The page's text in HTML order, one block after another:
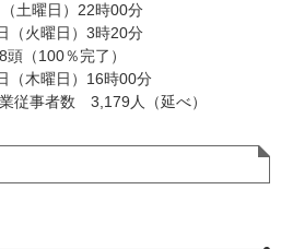
土曜日）22時00分
火曜日）3時20分
（100％完了）
木曜日）16時00分
従事者数 3,179人（延べ）